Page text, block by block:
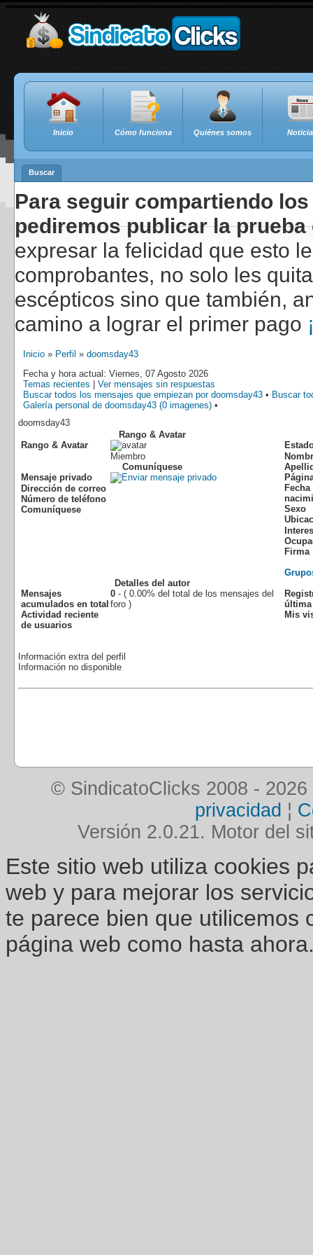
Inicio Cómo funciona Quiénes somos
Buscar
Para seguir compartiendo
pediremos publicar la
expresar la felicidad que esto
comprobantes, no solo les
escépticos sino que también,
camino a lograr el primer pago
Inicio » Perfil » doomsday43
Fecha y hora actual: Viernes, 07 Agosto 2026
Temas recientes
Ver mensajes sin respuestas
Buscar todos los mensajes que empiezan por doomsday43 • Buscar
Galería personal de doomsday43 (0 imagenes) •
doomsday43
Rango & Avatar
Rango & Avatar
Miembro
Comuníquese
Mensaje privado
Dirección de correo
Número de teléfono
Comuníquese
Fecha
Sexo
Firma
Detalles del autor
Mensajes
acumulados en total
0 - ( 0.00% del total de los mensajes del
foro )
Actividad reciente
de usuarios
Mis
Información extra del perfil
Información no disponible
© SindicatoClicks 2008 - 2026
privacidad ¦
Versión 2.0.21. Motor del
Este sitio web utiliza cookies
web y para mejorar los
te parece bien que utilicemos
página web como hasta